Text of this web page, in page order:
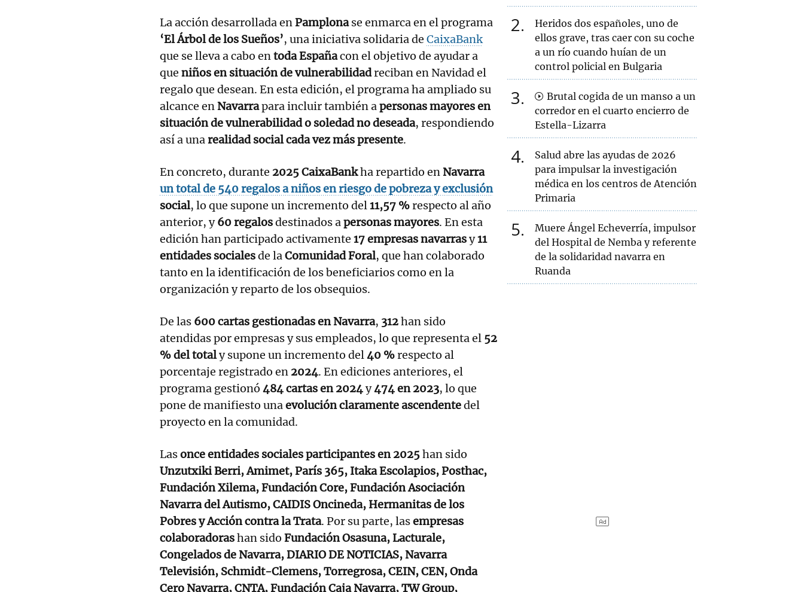
La acción desarrollada enPamplonase enmarca en el programa
‘El Árbol de los Sueños’, una iniciativa solidaria de CaixaBank
que se lleva a cabo entoda Españacon el objetivo de ayudar a
que niños en situación de vulnerabilidadreciban en Navidad el
regalo que desean. En esta edición, el programa ha ampliado su
alcance en Navarrapara incluir también apersonas mayores en
situación de vulnerabilidad o soledad no deseada, respondiendo
así a unarealidad social cada vez más presente.
En concreto, durante 2025 CaixaBankha repartido en Navarra
un total de 540 regalos a niños en riesgo de pobreza y exclusión
social, lo que supone un incremento del11,57 %respecto al año
anterior, y60 regalosdestinados apersonas mayores. En esta
edición han participado activamente 17 empresas navarrasy11
entidades socialesde laComunidad Foral, que han colaborado
tanto en la identificación de los beneficiarios como en la
organización y reparto de los obsequios.
De las 600 cartas gestionadas en Navarra, 312han sido
atendidas por empresas y sus empleados, lo que representa el 52
% del totaly supone un incremento del40 %respecto al
porcentaje registrado en 2024. En ediciones anteriores, el
programa gestionó 484 cartas en 2024y474 en 2023, lo que
pone de manifiesto unaevolución claramente ascendentedel
proyecto en la comunidad.
Lasonce entidades sociales participantes en 2025han sido
Unzutxiki Berri, Amimet, París 365, Itaka Escolapios, Posthac,
Fundación Xilema, Fundación Core, Fundación Asociación
Navarra del Autismo, CAIDIS Oncineda, Hermanitas de los
Pobres y Acción contra la Trata. Por su parte, lasempresas
colaboradorashan sido Fundación Osasuna, Lacturale,
Congelados de Navarra, DIARIO DE NOTICIAS, Navarra
Televisión, Schmidt-Clemens, Torregrosa, CEIN, CEN, Onda
Cero Navarra, CNTA, Fundación Caja Navarra, TW Group,
2
Heridos dos españoles, uno de
ellos grave, tras caer con su coche
a un río cuando huían de un
control policial en Bulgaria
3
Brutal cogida de un manso a un
corredor en el cuarto encierro de
Estella-Lizarra
4
Salud abre las ayudas de 2026
para impulsar la investigación
médica en los centros de Atención
Primaria
5
Muere Ángel Echeverría, impulsor
del Hospital de Nemba y referente
de la solidaridad navarra en
Ruanda